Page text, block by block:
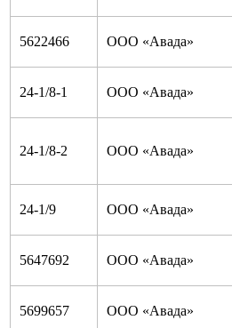
5622466 ООО «Авада»
24-1/8-1 ООО «Авада»
24-1/8-2 ООО «Авада»
24-1/9 ООО «Авада»
5647692 ООО «Авада»
5699657 ООО «Авада»